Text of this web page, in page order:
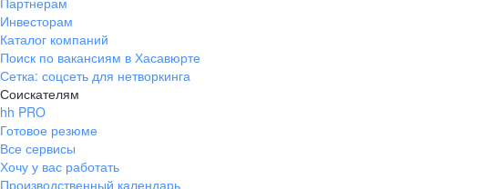
Инвесторам
Каталог компаний
Поиск по вакансиям в Хасавюрте
Сетка: соцсеть для нетворкинга
Соискателям
hh PRO
Готовое резюме
Все сервисы
Хочу у вас работать
Производственный календарь